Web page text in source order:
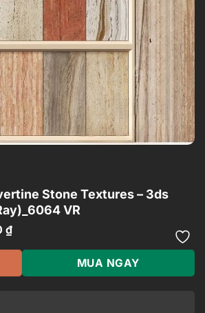
Stone Textures – 3ds
VR
₫Giá
hiện
tại
50.000 ₫.
MUA NGAY